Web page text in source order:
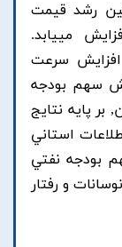
رشد قيمت
مييابد.
سرعت
سهم بودجه
بر پايه نتايج
استاني
سهم بودجه نفتي
و رفتار